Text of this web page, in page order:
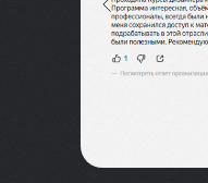
Рейтинги школы на